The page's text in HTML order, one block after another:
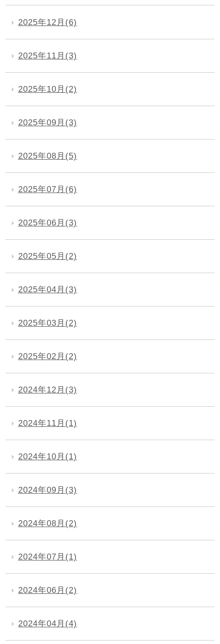
2025年12月(6)
2025年11月(3)
2025年10月(2)
2025年09月(3)
2025年08月(5)
2025年07月(6)
2025年06月(3)
2025年05月(2)
2025年04月(3)
2025年03月(2)
2025年02月(2)
2024年12月(3)
2024年11月(1)
2024年10月(1)
2024年09月(3)
2024年08月(2)
2024年07月(1)
2024年06月(2)
2024年04月(4)